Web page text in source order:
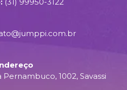
(31) 99950-3122
Pernambuco, 1002, Savassi